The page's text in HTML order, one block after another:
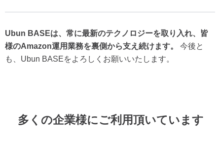
Ubun BASEは、常に最新のテクノロジーを取り入れ、皆
様のAmazon運用業務を裏側から支え続けます。
今後と
も、Ubun BASEをよろしくお願いいたします。
多くの企業様にご利用頂いています